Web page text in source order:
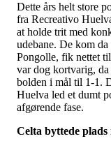
Dette års helt store
fra Recreativo
at holde trit med
udebane. De kom
Pongolle, fik nettet
var dog kortvarig, da
bolden i mål til 1-1.
Huelva led et dumt
afgørende fase.
Celta byttede plads